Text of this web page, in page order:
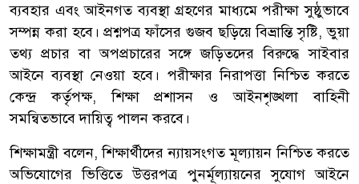
ব্যবহার এবং আইনগত ব্যবস্থা গ্রহণের মাধ্যমে পরীক্ষা সুষ্ঠুভাবে
সম্পন্ন করা হবে। প্রশ্নপত্র ফাঁসের গুজব ছড়িয়ে বিভ্রান্তি সৃষ্টি, ভুয়া
তথ্য প্রচার বা অপপ্রচারের সঙ্গে জড়িতদের বিরুদ্ধে সাইবার
আইনে ব্যবস্থা নেওয়া হবে। পরীক্ষার নিরাপত্তা নিশ্চিত করতে
কেন্দ্র কর্তৃপক্ষ, শিক্ষা প্রশাসন ও আইনশৃঙ্খলা বাহিনী
সমন্বিতভাবে দায়িত্ব পালন করবে।
শিক্ষামন্ত্রী বলেন, শিক্ষার্থীদের ন্যায়সংগত মূল্যায়ন নিশ্চিত করতে
অভিযোগের ভিত্তিতে উত্তরপত্র পুনর্মূল্যায়নের সুযোগ আইনে